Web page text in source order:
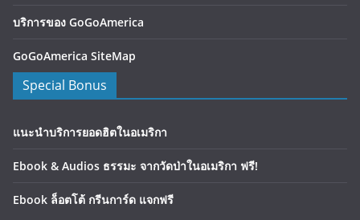
บริการของ GoGoAmerica
GoGoAmerica SiteMap
Special Bonus
แนะนำบริการยอดฮิตในอเมริกา
Ebook & Audios ธรรมะ จากวัดป่าในอเมริกา ฟรี!
Ebook ล็อตโต้ กรีนการ์ด แจกฟรี